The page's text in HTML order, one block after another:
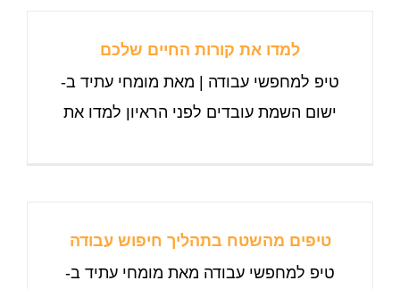
למדו את קורות החיים שלכם
טיפ למחפשי עבודה | מאת מומחי עתיד ב-
ישום השמת עובדים לפני הראיון למדו את
טיפים מהשטח בתהליך חיפוש עבודה
טיפ למחפשי עבודה מאת מומחי עתיד ב-